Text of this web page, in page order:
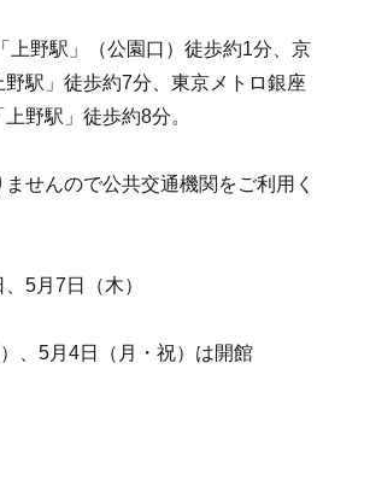
上野駅」（公園口）徒歩約1分、京
野駅」徒歩約7分、東京メトロ銀座
野駅」徒歩約8分。
せんので公共交通機関をご利用く
5月7日（木）
、5月4日（月・祝）は開館